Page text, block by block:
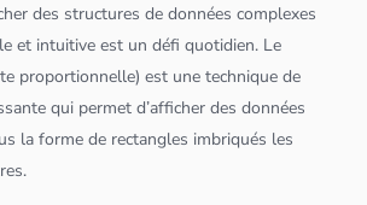
des structures dedonnées complexes
et intuitive est un défi quotidien. Le
proportionnelle) est une technique de
qui permet d’afficher desdonnées
la forme de rectangles imbriqués les